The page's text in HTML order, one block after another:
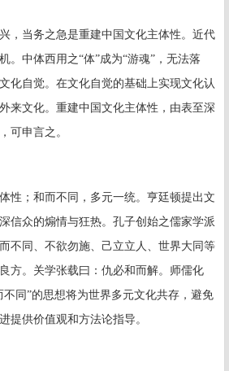
，当务之急是重建中国文化主体性。近代
。中体西用之“体”成为“游魂”，无法落
化自觉。在文化自觉的基础上实现文化认
来文化。重建中国文化主体性，由表至深
可申言之。
性；和而不同，多元一统。亨廷顿提出文
信众的煽情与狂热。孔子创始之儒家学派
不同、不欲勿施、己立立人、世界大同等
方。关学张载曰：仇必和而解。师儒化
同”的思想将为世界多元文化共存，避免
提供价值观和方法论指导。